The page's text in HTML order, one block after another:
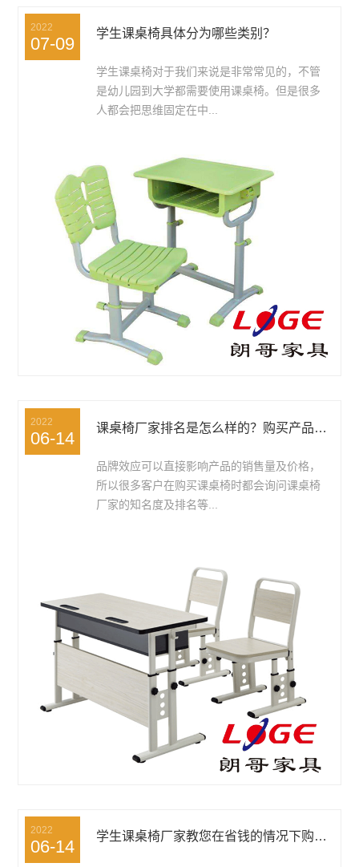
2022
07-09
学生课桌椅具体分为哪些类别？
学生课桌椅对于我们来说是非常常见的，不管
是幼儿园到大学都需要使用课桌椅。但是很多
人都会把思维固定在中...
2022
06-14
课桌椅厂家排名是怎么样的？购买产品时是否要在乎排名？
品牌效应可以直接影响产品的销售量及价格，
所以很多客户在购买课桌椅时都会询问课桌椅
厂家的知名度及排名等...
2022
06-14
学生课桌椅厂家教您在省钱的情况下购买合格的产品